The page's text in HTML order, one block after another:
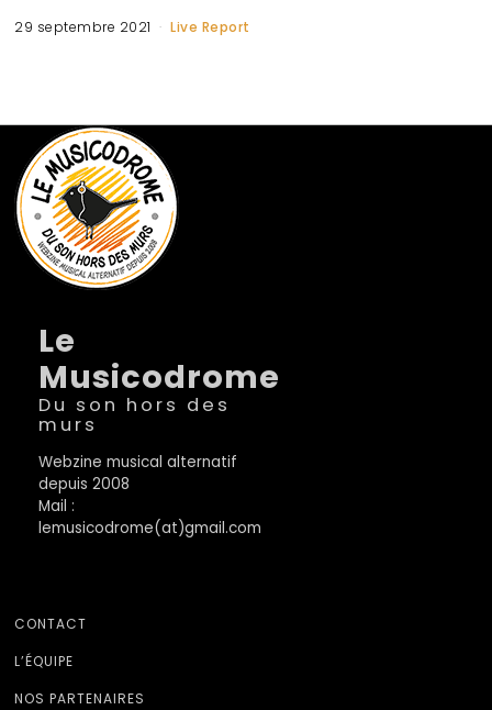
29 septembre 2021 Live Report
Le
Musicodrome
Du son hors des
murs
Webzine musical alternatif
depuis 2008
Mail :
lemusicodrome(at)gmail.com
CONTACT
L’ÉQUIPE
NOS PARTENAIRES